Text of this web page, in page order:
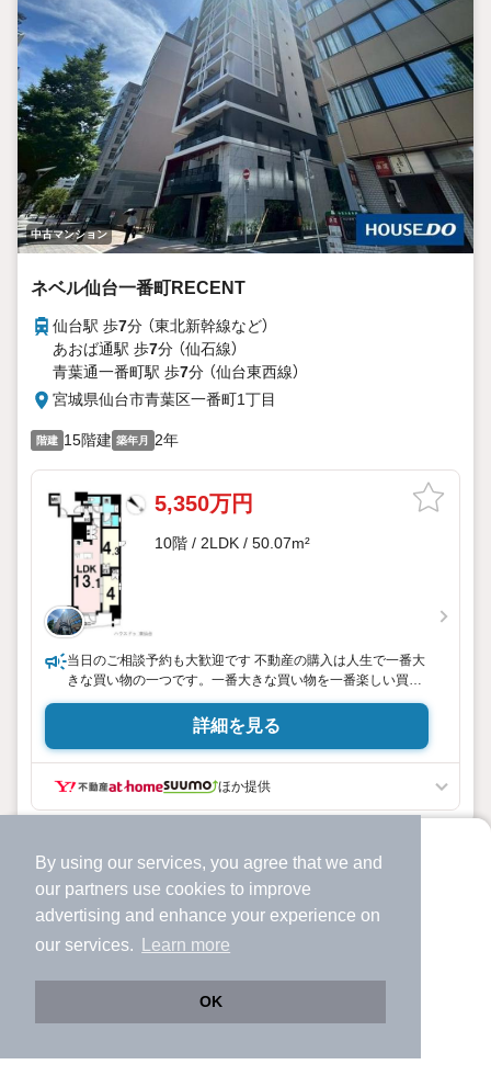
By using our services, you agree that we and
our partners use cookies to improve
advertising and enhance your experience on
our services.
Learn more
OK
より使いやすくなった
アプリで物件探ししませんか？
サクサク動く地図で物件検索
中古マンション
ネベル仙台一番町RECENT
仙台駅 歩7分 （東北新幹線など）
あおば通駅 歩7分 （仙石線）
青葉通一番町駅 歩7分 （仙台東西線）
宮城県仙台市青葉区一番町1丁目
階建 15階建 築年月 2年
5,350万円
10階 / 2LDK / 50.07m²
当日のご相談予約も大歓迎です 不動産の購入は人生で一番大
きな買い物の一つです。一番大きな買い物を一番楽しい買い
物にできるよう、一生懸命ご提案させて頂きます！
詳細を見る
ほか提供